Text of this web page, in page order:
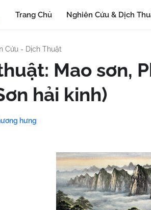
Trang Chủ Nghiên Cứu & Dịch
Cứu - Dịch Thuật
Mao sơn,
hải kinh)
hưng